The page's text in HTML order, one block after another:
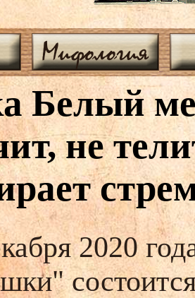
Мифология
Белый
не
2020